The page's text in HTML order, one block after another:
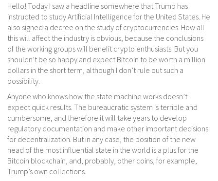
Hello! Today I saw a headline somewhere that Trump has
instructed to study Artificial Intelligence for the United States. He
also signed a decree on the study of cryptocurrencies. How all
this will affect the industry is obvious, because the conclusions
of the working groups will benefit crypto enthusiasts. But you
shouldn’t be so happy and expect Bitcoin to be worth a million
dollars in the short term, although I don’t rule out such a
possibility.
Anyone who knows how the state machine works doesn’t
expect quick results. The bureaucratic system is terrible and
cumbersome, and therefore it will take years to develop
regulatory documentation and make other important decisions
for decentralization. But in any case, the position of the new
head of the most influential state in the world is a plus for the
Bitcoin blockchain, and, probably, other coins, for example,
Trump’s own collections.